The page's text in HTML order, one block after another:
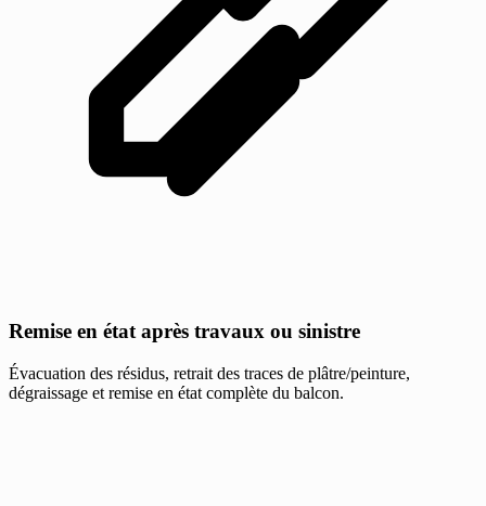
Remise en état après travaux ou sinistre
Évacuation des résidus, retrait des traces de plâtre/peinture,
dégraissage et remise en état complète du balcon.